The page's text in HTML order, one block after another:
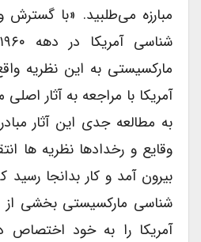
مبارزه می‌طلبید. «با گسترش
مارکسیستی به این نظریه
آمریکا با مراجعه به آثار
به مطالعه جدی این آثار
وقایع و رخدادها نظریه ها
شناسی مارکسیستی بخشی از
آمریکا را به خود اختصاص